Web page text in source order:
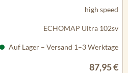
high speed
ECHOMAP Ultra 102sv
Auf Lager – Versand 1–3 Werktage
87,95 €